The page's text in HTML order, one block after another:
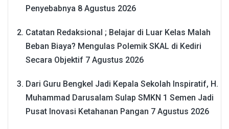
Penyebabnya 8 Agustus 2026
Catatan Redaksional ; Belajar di Luar Kelas Malah
Beban Biaya? Mengulas Polemik SKAL di Kediri
Secara Objektif 7 Agustus 2026
Dari Guru Bengkel Jadi Kepala Sekolah Inspiratif, H.
Muhammad Darusalam Sulap SMKN 1 Semen Jadi
Pusat Inovasi Ketahanan Pangan 7 Agustus 2026